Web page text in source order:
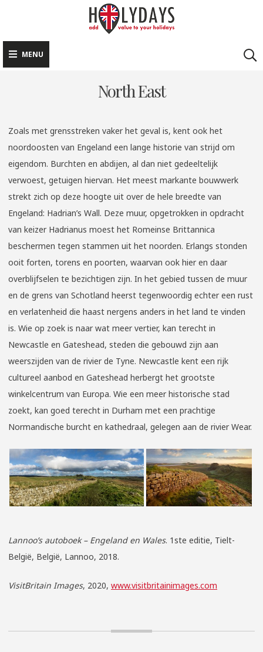
content
MENU
North East
Zoals met grensstreken vaker het geval is, kent ook het
noordoosten van Engeland een lange historie van strijd om
eigendom. Burchten en abdijen, al dan niet gedeeltelijk
verwoest, getuigen hiervan. Het meest markante bouwwerk
strekt zich op deze hoogte uit over de hele breedte van
Engeland: Hadrian’s Wall. Deze muur, opgetrokken in opdracht
van keizer Hadrianus moest het Romeinse Brittannica
beschermen tegen stammen uit het noorden. Erlangs stonden
ooit forten, torens en poorten, waarvan ook hier en daar
overblijfselen te bezichtigen zijn. In het gebied tussen de muur
en de grens van Schotland heerst tegenwoordig echter een rust
en verlatenheid die haast nergens anders in het land te vinden
is. Wie op zoek is naar wat meer vertier, kan terecht in
Newcastle en Gateshead, steden die gebouwd zijn aan
weerszijden van de rivier de Tyne. Newcastle kent een rijk
cultureel aanbod en Gateshead herbergt het grootste
winkelcentrum van Europa. Wie een meer historische stad
zoekt, kan goed terecht in Durham met een prachtige
Normandische burcht en kathedraal, gelegen aan de rivier Wear.
Lannoo’s autoboek – Engeland en Wales. 1ste editie, Tielt-
België, België, Lannoo, 2018.
VisitBritain Images, 2020, www.visitbritainimages.com